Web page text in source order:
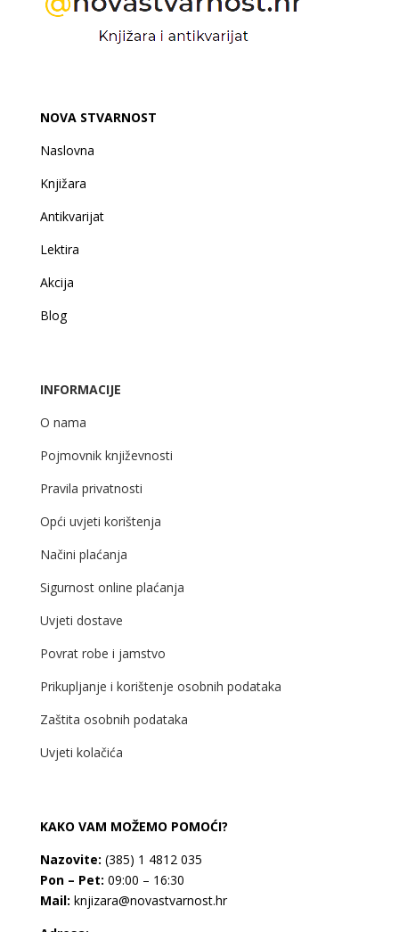
NOVA STVARNOST
Naslovna
Knjižara
Antikvarijat
Lektira
Akcija
Blog
INFORMACIJE
O nama
Pojmovnik književnosti
Pravila privatnosti
Opći uvjeti korištenja
Načini plaćanja
Sigurnost online plaćanja
Uvjeti dostave
Povrat robe i jamstvo
Prikupljanje i korištenje osobnih podataka
Zaštita osobnih podataka
Uvjeti kolačića
KAKO VAM MOŽEMO POMOĆI?
Nazovite: (385) 1 4812 035
Pon – Pet: 09:00 – 16:30
Mail: knjizara@novastvarnost.hr